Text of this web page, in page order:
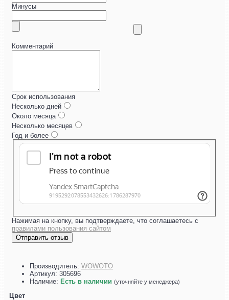
Минусы
Комментарий
Срок использования
Несколько дней
Около месяца
Несколько месяцев
Год и более
Нажимая на кнопку, вы подтверждаете, что соглашаетесь с
правилами пользования сайтом
Отправить отзыв
Производитель: WOWOTO
Артикул: 305696
Наличие: Есть в наличии (уточняйте у менеджера)
Цвет